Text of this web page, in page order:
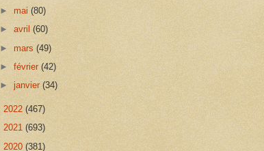
►mai(80)
►avril(60)
►mars(49)
►février(42)
► janvier(34)
2022 (467)
2021 (693)
2020 (381)